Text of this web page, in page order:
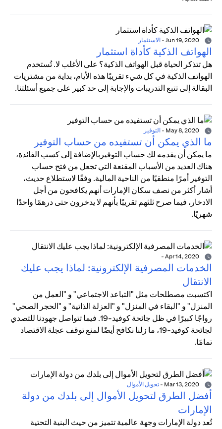
- الاستثمار
الهواتف الذكية كأداة استثمار
هل تتذكر الحياة قبل الهواتف الذكية؟ على الأغلب لا. تُستخدم
الهواتف الذكية في كل شيء تقريبًا هذه الأيام، بداية من مشتريات
البقالة إلى تتبع التدريبات والإجابة إلى حد كبير على جميع أسئلتنا.
- التوفير
ما الذي يمكن أن تستفيده من حساب التوفير
ما يمكن أن يقدمه لك حساب التوفيربالإضافة إلى كسب الفائدة،
هناك العديد من الأسباب المقنعة التي تجعل من فتح حساب
التوفير أمرًا منطقيًا من الناحية المالية. وفقًا لاستطلاع حديث،
أشار أكثر من نصف سكان الإمارات أنهم يكافحون من أجل
الادخار، فيما صرح ثلثهم تقريبًا بأنهم لا يدخرون حتى درهمًا واحدًا
شهريًا.
-
الخدمات المصرفية الإلكترونية: لماذا يجب عليك
الانتقال
اكتسبت مصطلحات مثل "التباعد الاجتماعي" و "العمل من
المنزل" و "البقاء في المنزل" و "العزلة الذاتية" و "الحجر الصحي"
رواجًا كبيرًا في ظل جائحة كوفيد-19. فيما تتواصل جهودنا للتصدي
لجائحة كوفيد-19، ما زلنا نكافح أيضًا لمنع توقف عجلة الاقتصاد
تمامًا.
- تحويل الأموال
أفضل الطرق لتحويل الأموال إلى بلدك من دولة
الإمارات
تُعد دولة الإمارات وجهة عالمية تتميز من حيث البنية التحتية